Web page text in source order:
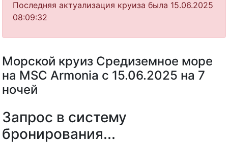
Последняя актуализация круиза была 15.06.2025
08:09:32
Морской круиз Средиземное море
на MSC Armonia с 15.06.2025 на 7
ночей
Запрос в систему
бронирования...